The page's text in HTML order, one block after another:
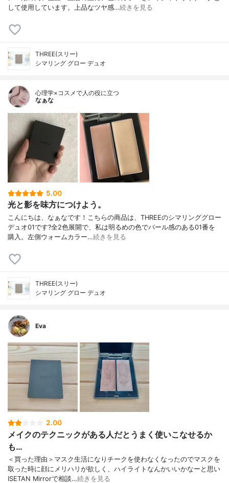
して使用しています。上品なツヤ感…続きを見る
THREE(スリー)
シマリング グロー デュオ
心理学×コスメで人の役に立つ
なぁな
5.00
光と影を味方につけよう。
こんにちは、なぁなです！こちらの商品は、THREEのシマリンググロー
デュオ01です?全2色展開で、私は明るめの色でパール感のある01番を
購入。左側ウォームカラー…続きを見る
THREE(スリー)
シマリング グロー デュオ
Eva
2.00
メイクのテクニックがある人だとうまく使いこなせるか
も…
＜買った理由＞マスク生活になりチークを使わなくなったのでマスクを
取った時に顔にメリハリが欲しく、ハイライトなんかいいかなーと思い
ISETAN Mirrorで相談…続きを見る